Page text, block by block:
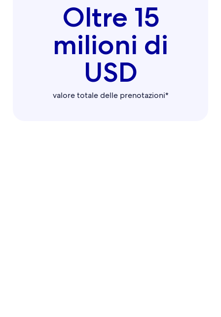
Oltre 15
milioni di
USD
valore totale delle prenotazioni*